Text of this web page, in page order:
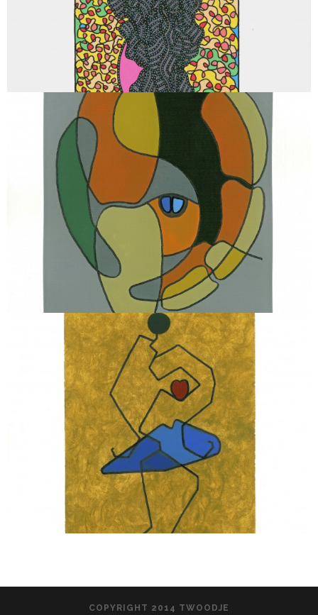
COPYRIGHT 2014 TWOODJE